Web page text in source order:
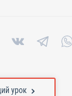
урок